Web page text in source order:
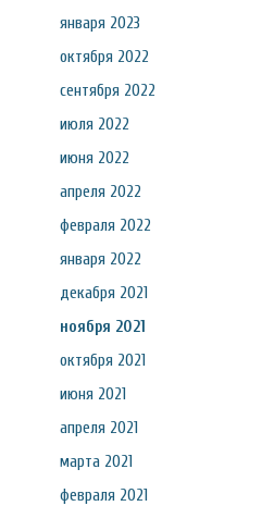
января 2023
октября 2022
сентября 2022
июля 2022
июня 2022
апреля 2022
февраля 2022
января 2022
декабря 2021
ноября 2021
октября 2021
июня 2021
апреля 2021
марта 2021
февраля 2021